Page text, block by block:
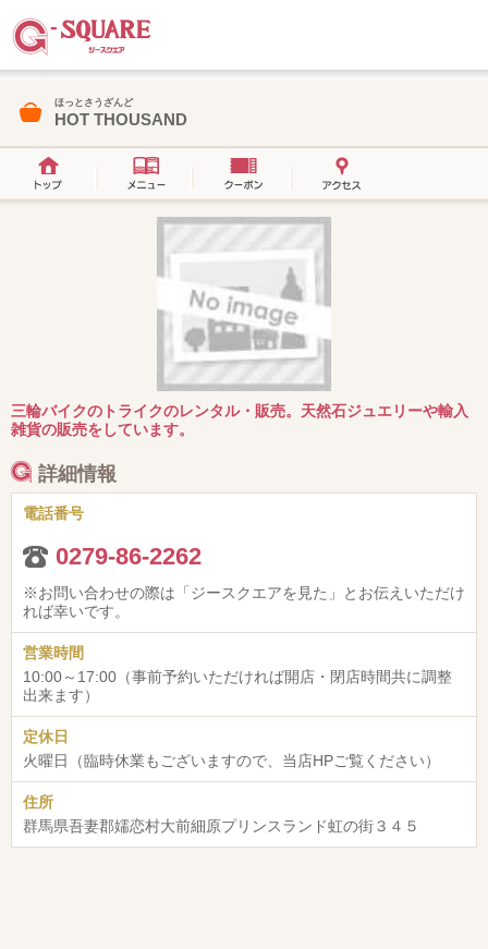
ほっとさうざんど
HOT THOUSAND
三輪バイクのトライクのレンタル・販売。天然石ジュエリーや輸入
雑貨の販売をしています。
詳細情報
電話番号
0279-86-2262
※お問い合わせの際は「ジースクエアを見た」とお伝えいただけ
れば幸いです。
営業時間
10:00～17:00（事前予約いただければ開店・閉店時間共に調整
出来ます）
定休日
火曜日（臨時休業もございますので、当店HPご覧ください）
住所
群馬県吾妻郡嬬恋村大前細原プリンスランド虹の街３４５